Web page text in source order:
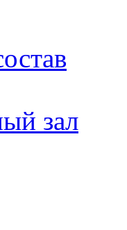
зал